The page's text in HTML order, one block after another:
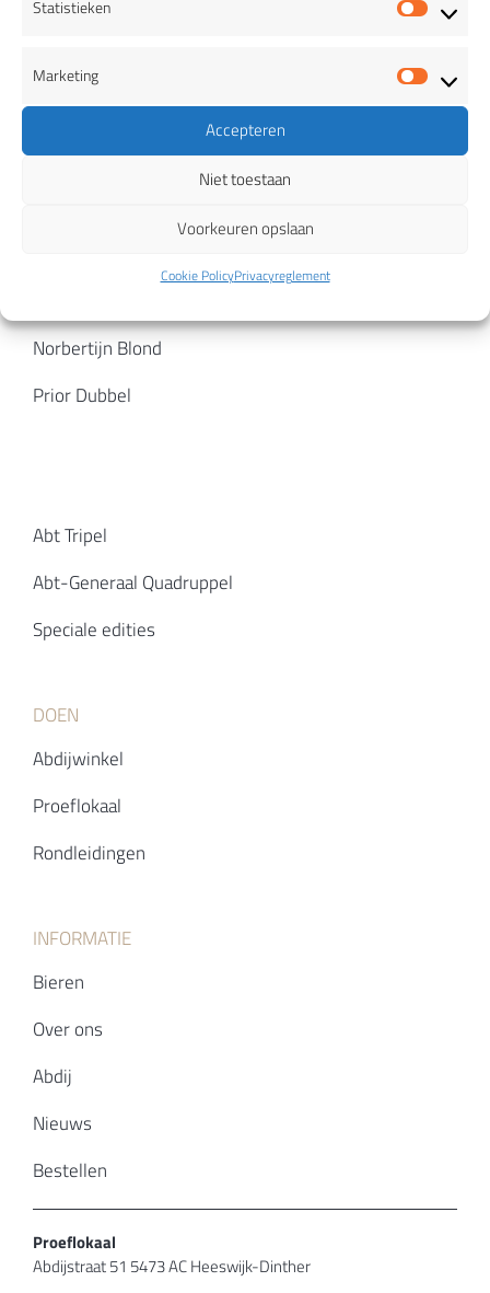
Statistieken
Marketing
Accepteren
Niet toestaan
Voorkeuren opslaan
Cookie PolicyPrivacyreglement
Norbertijn Blond
Prior Dubbel
Abt Tripel
Abt-Generaal Quadruppel
Speciale edities
DOEN
Abdijwinkel
Proeflokaal
Rondleidingen
INFORMATIE
Bieren
Over ons
Abdij
Nieuws
Bestellen
Proeflokaal
Abdijstraat 51 5473 AC Heeswijk-Dinther